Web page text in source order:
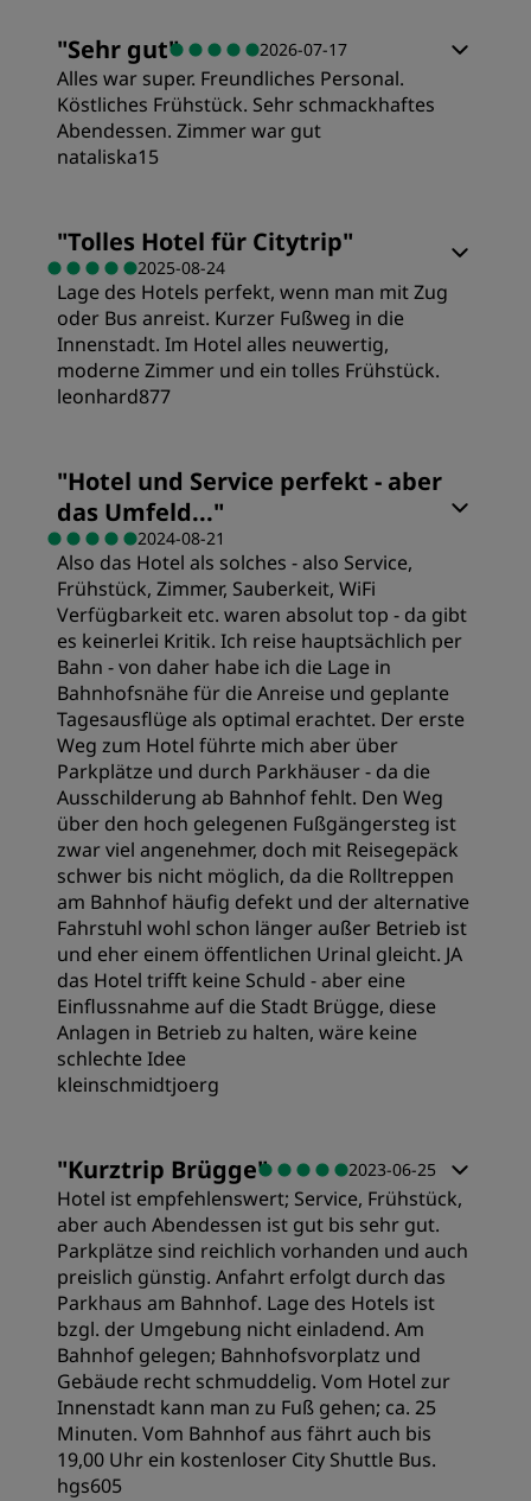
"Sehr gut" 2026-07-17
Alles war super. Freundliches Personal.
Köstliches Frühstück. Sehr schmackhaftes
Abendessen. Zimmer war gut
nataliska15
Preis/Leistung
Schlafqualität
Sauberkeit
Service
"Tolles Hotel für Citytrip"
2025-08-24
Lage des Hotels perfekt, wenn man mit Zug
oder Bus anreist. Kurzer Fußweg in die
Innenstadt. Im Hotel alles neuwertig,
moderne Zimmer und ein tolles Frühstück.
leonhard877
Preis/Leistung
Schlafqualität
Lage
Sauberkeit
Service
"Hotel und Service perfekt - aber
das Umfeld..."
2024-08-21
Also das Hotel als solches - also Service,
Frühstück, Zimmer, Sauberkeit, WiFi
Verfügbarkeit etc. waren absolut top - da gibt
es keinerlei Kritik. Ich reise hauptsächlich per
Bahn - von daher habe ich die Lage in
Bahnhofsnähe für die Anreise und geplante
Tagesausflüge als optimal erachtet. Der erste
Weg zum Hotel führte mich aber über
Parkplätze und durch Parkhäuser - da die
Ausschilderung ab Bahnhof fehlt. Den Weg
über den hoch gelegenen Fußgängersteg ist
zwar viel angenehmer, doch mit Reisegepäck
schwer bis nicht möglich, da die Rolltreppen
am Bahnhof häufig defekt und der alternative
Fahrstuhl wohl schon länger außer Betrieb ist
und eher einem öffentlichen Urinal gleicht. JA
das Hotel trifft keine Schuld - aber eine
Einflussnahme auf die Stadt Brügge, diese
Anlagen in Betrieb zu halten, wäre keine
schlechte Idee
kleinschmidtjoerg
Preis/Leistung
Schlafqualität
Lage
Sauberkeit
"Kurztrip Brügge" 2023-06-25
Hotel ist empfehlenswert; Service, Frühstück,
aber auch Abendessen ist gut bis sehr gut.
Parkplätze sind reichlich vorhanden und auch
preislich günstig. Anfahrt erfolgt durch das
Parkhaus am Bahnhof. Lage des Hotels ist
bzgl. der Umgebung nicht einladend. Am
Bahnhof gelegen; Bahnhofsvorplatz und
Gebäude recht schmuddelig. Vom Hotel zur
Innenstadt kann man zu Fuß gehen; ca. 25
Minuten. Vom Bahnhof aus fährt auch bis
19,00 Uhr ein kostenloser City Shuttle Bus.
hgs605